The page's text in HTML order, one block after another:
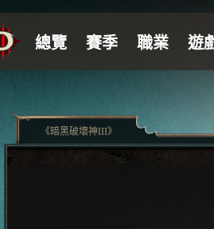
《暗黑破壞神III》